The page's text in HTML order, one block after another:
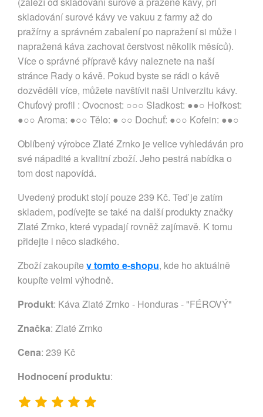
skladování surové kávy ve vakuu z farmy až do
pražírny a správném zabalení po napražení si může i
napražená káva zachovat čerstvost několik měsíců).
Více o správné přípravě kávy naleznete na naší
stránce Rady o kávě. Pokud byste se rádi o kávě
dozvěděli více, můžete navštívit naši Univerzitu kávy.
Chuťový profil : Ovocnost: ○○○ Sladkost: ●●○ Hořkost:
●○○ Aroma: ●○○ Tělo: ● ○○ Dochuť: ●○○ Kofein: ●●○
Oblíbený výrobce Zlaté Zrnko je velice vyhledáván pro
své nápadité a kvalitní zboží. Jeho pestrá nabídka o
tom dost napovídá.
Uvedený produkt stojí pouze 239 Kč. Teď je zatím
skladem, podívejte se také na další produkty značky
Zlaté Zrnko, které vypadají rovněž zajímavě. K tomu
přidejte i něco sladkého.
Zboží zakoupíte v tomto e-shopu, kde ho aktuálně
koupíte velmi výhodně.
Produkt: Káva Zlaté Zrnko - Honduras - "FÉROVÝ"
Značka: Zlaté Zrnko
Cena: 239 Kč
Hodnocení produktu: